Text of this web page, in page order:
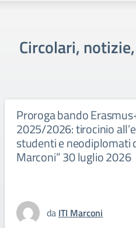
Circolari,
Proroga bando
2025/2026: tirocinio
studenti e neodiplomati
Marconi” 30 luglio 2026
da ITI Marconi